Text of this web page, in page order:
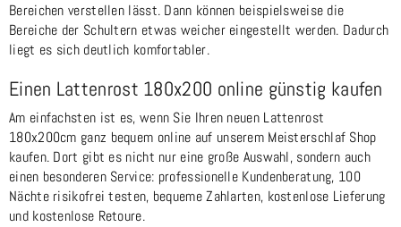
Bereichen verstellen lässt. Dann können beispielsweise die
Bereiche der Schultern etwas weicher eingestellt werden. Dadurch
liegt es sich deutlich komfortabler.
Einen Lattenrost 180x200 online günstig kaufen
Am einfachsten ist es, wenn Sie Ihren neuen Lattenrost
180x200cm ganz bequem online auf unserem Meisterschlaf Shop
kaufen. Dort gibt es nicht nur eine große Auswahl, sondern auch
einen besonderen Service: professionelle Kundenberatung, 100
Nächte risikofrei testen, bequeme Zahlarten, kostenlose Lieferung
und kostenlose Retoure.